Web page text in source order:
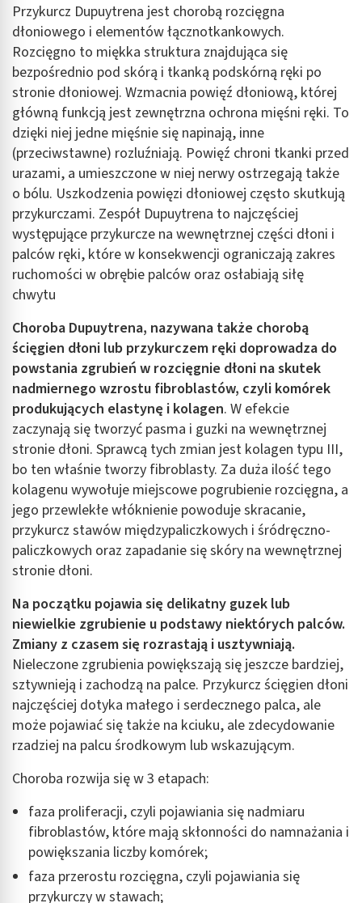
Przykurcz Dupuytrena jest chorobą rozcięgna
dłoniowego i elementów łącznotkankowych.
Rozcięgno to miękka struktura znajdująca się
bezpośrednio pod skórą i tkanką podskórną ręki po
stronie dłoniowej. Wzmacnia powięź dłoniową, której
główną funkcją jest zewnętrzna ochrona mięśni ręki. To
dzięki niej jedne mięśnie się napinają, inne
(przeciwstawne) rozluźniają. Powięź chroni tkanki przed
urazami, a umieszczone w niej nerwy ostrzegają także
o bólu. Uszkodzenia powięzi dłoniowej często skutkują
przykurczami. Zespół Dupuytrena to najczęściej
występujące przykurcze na wewnętrznej części dłoni i
palców ręki, które w konsekwencji ograniczają zakres
ruchomości w obrębie palców oraz osłabiają siłę
chwytu
Choroba Dupuytrena, nazywana także chorobą
ścięgien dłoni lub przykurczem ręki doprowadza do
powstania zgrubień w rozcięgnie dłoni na skutek
nadmiernego wzrostu fibroblastów, czyli komórek
produkujących elastynę i kolagen. W efekcie
zaczynają się tworzyć pasma i guzki na wewnętrznej
stronie dłoni. Sprawcą tych zmian jest kolagen typu III,
bo ten właśnie tworzy fibroblasty. Za duża ilość tego
kolagenu wywołuje miejscowe pogrubienie rozcięgna, a
jego przewlekłe włóknienie powoduje skracanie,
przykurcz stawów międzypaliczkowych i śródręczno-
paliczkowych oraz zapadanie się skóry na wewnętrznej
stronie dłoni.
Na początku pojawia się delikatny guzek lub
niewielkie zgrubienie u podstawy niektórych palców.
Zmiany z czasem się rozrastają i usztywniają.
Nieleczone zgrubienia powiększają się jeszcze bardziej,
sztywnieją i zachodzą na palce. Przykurcz ścięgien dłoni
najczęściej dotyka małego i serdecznego palca, ale
może pojawiać się także na kciuku, ale zdecydowanie
rzadziej na palcu środkowym lub wskazującym.
Choroba rozwija się w 3 etapach:
faza proliferacji, czyli pojawiania się nadmiaru
fibroblastów, które mają skłonności do namnażania i
powiększania liczby komórek;
faza przerostu rozcięgna, czyli pojawiania się
przykurczy w stawach;